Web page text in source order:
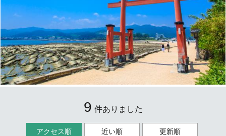
9 件ありました
アクセス順 近い順 更新順